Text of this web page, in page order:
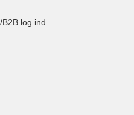
log ind